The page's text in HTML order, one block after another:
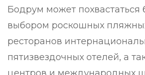
Бодрум может
выбором роскошных
ресторанов
пятизвездочных отелей, а